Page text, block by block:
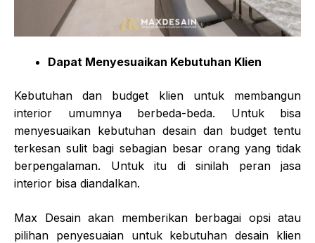
Dapat Menyesuaikan Kebutuhan Klien
Kebutuhan dan budget klien untuk membangun
interior umumnya berbeda-beda. Untuk bisa
menyesuaikan kebutuhan desain dan budget tentu
terkesan sulit bagi sebagian besar orang yang tidak
berpengalaman. Untuk itu di sinilah peran jasa
interior bisa diandalkan.
Max Desain akan memberikan berbagai opsi atau
pilihan penyesuaian untuk kebutuhan desain klien